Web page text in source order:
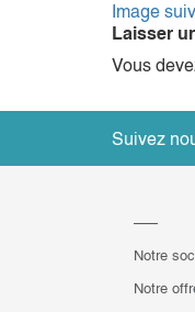
Image
Laisser
Vous
Suivez
Notre
Notre